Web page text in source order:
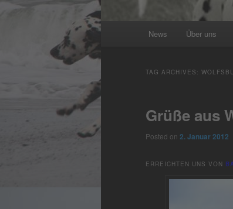
News Über uns
TAG ARCHIVES:
Grüße aus
Posted on 2. Januar 2012
ERREICHTEN UNS VON